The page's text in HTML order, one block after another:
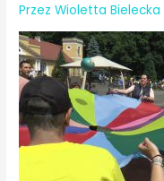
PrzezWioletta Bielecka